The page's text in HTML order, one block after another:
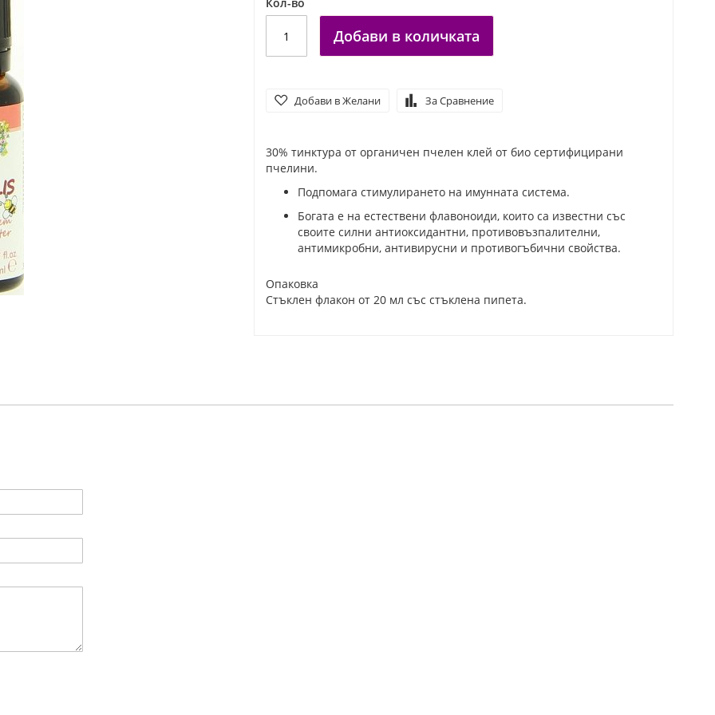
Добави в количката
Добави в Желани За Сравнение
30% тинктура от органичен пчелен клей от био сертифицирани
пчелини.
Подпомага стимулирането на имунната система.
Богата е на естествени флавоноиди, които са известни със
своите силни антиоксидантни, противовъзпалителни,
антимикробни, антивирусни и противогъбични свойства.
Опаковка
Стъклен флакон от 20 мл със стъклена пипета.